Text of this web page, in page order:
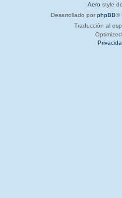
Aero style
Desarrollado por phpBB®
Traducción al